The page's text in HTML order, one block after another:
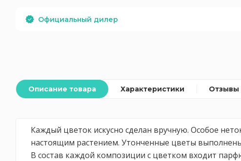
Официальный дилер
Описание товара Характеристики Отзывы
Каждый цветок искусно сделан вручную. Особое
настоящим растением. Утонченные цветы
В состав каждой композиции с цветком входит